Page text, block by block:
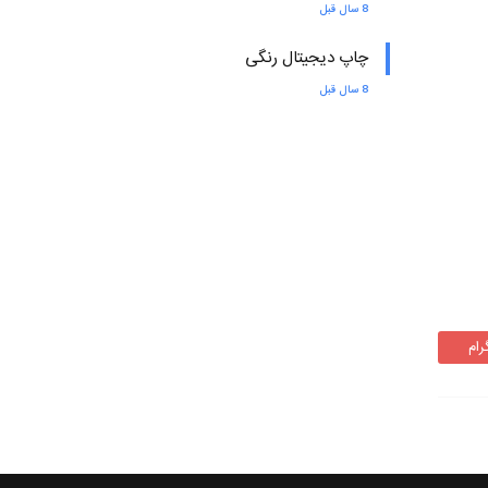
8 سال قبل
چاپ دیجیتال رنگی
8 سال قبل